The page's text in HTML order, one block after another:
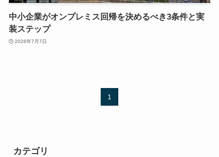
中小企業がオンプレミス回帰を決めるべき3条件と実
装ステップ
2026年7月7日
1
カテゴリ